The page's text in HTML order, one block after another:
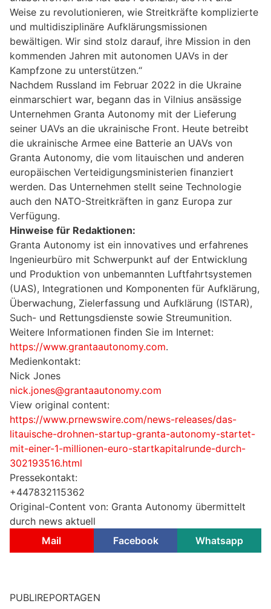
Weise zu revolutionieren, wie Streitkräfte komplizierte
und multidisziplinäre Aufklärungsmissionen
bewältigen. Wir sind stolz darauf, ihre Mission in den
kommenden Jahren mit autonomen UAVs in der
Kampfzone zu unterstützen.“
Nachdem Russland im Februar 2022 in die Ukraine
einmarschiert war, begann das in Vilnius ansässige
Unternehmen Granta Autonomy mit der Lieferung
seiner UAVs an die ukrainische Front. Heute betreibt
die ukrainische Armee eine Batterie an UAVs von
Granta Autonomy, die vom litauischen und anderen
europäischen Verteidigungsministerien finanziert
werden. Das Unternehmen stellt seine Technologie
auch den NATO-Streitkräften in ganz Europa zur
Verfügung.
Hinweise für Redaktionen:
Granta Autonomy ist ein innovatives und erfahrenes
Ingenieurbüro mit Schwerpunkt auf der Entwicklung
und Produktion von unbemannten Luftfahrtsystemen
(UAS), Integrationen und Komponenten für Aufklärung,
Überwachung, Zielerfassung und Aufklärung (ISTAR),
Such- und Rettungsdienste sowie Streumunition.
Weitere Informationen finden Sie im Internet:
https://www.grantaautonomy.com.
Medienkontakt:
Nick Jones
nick.jones@grantaautonomy.com
View original content:
https://www.prnewswire.com/news-releases/das-
litauische-drohnen-startup-granta-autonomy-startet-
mit-einer-1-millionen-euro-startkapitalrunde-durch-
302193516.html
Pressekontakt:
+447832115362
Original-Content von: Granta Autonomy übermittelt
durch news aktuell
Mail
Facebook Whatsapp
PUBLIREPORTAGEN